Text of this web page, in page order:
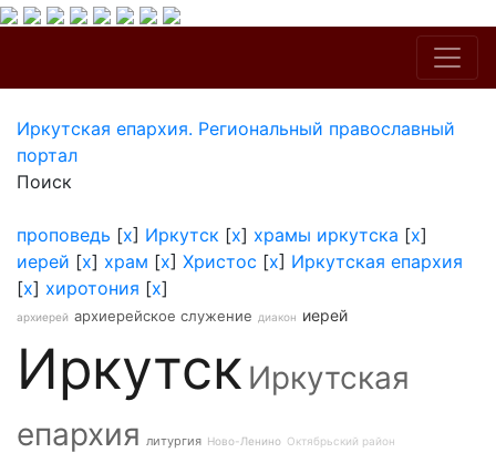
Иркутская епархия. Региональный православный
портал
Поиск
проповедь [x] Иркутск [x] храмы иркутска [x]
иерей [x] храм [x] Христос [x] Иркутская епархия
[x] хиротония [x]
архиерей архиерейское служение диакон иерей
Иркутск Иркутская
епархия литургия Ново-Ленино Октябрьский район